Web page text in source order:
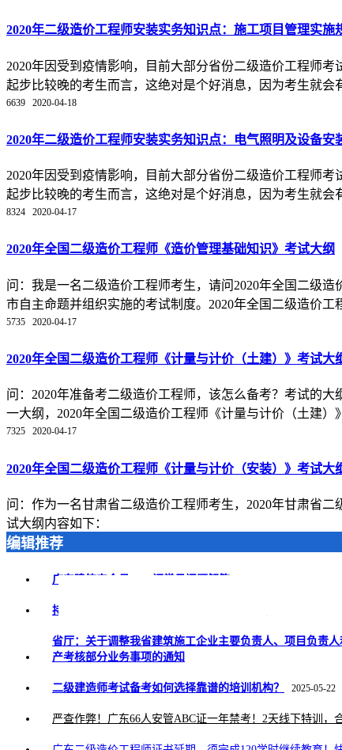
2020年二级造价工程师安装实务知识点：施工项目管理实施
2020年因受到疫情影响，目前大部分省份二级造价工程师
起步比较晚的考生而言，这绝对是个好消息，因为考生就会
6639 2020-04-18
2020年二级造价工程师安装实务知识点：电气照明及设备安
2020年因受到疫情影响，目前大部分省份二级造价工程师
起步比较晚的考生而言，这绝对是个好消息，因为考生就会
8324 2020-04-17
2020年全国二级造价工程师《造价管理基础知识》考试大纲
问：我是一名二级造价工程师考生，请问2020年全国二级
市自主命题并组织实施的考试制度。2020年全国二级造价工
5735 2020-04-17
2020年全国二级造价工程师《计量与计价（土建）》考试大
问：2020年准备考二级造价工程师，该怎么备考？考试的
一大纲，2020年全国二级造价工程师《计量与计价（土建）
7325 2020-04-17
2020年全国二级造价工程师《计量与计价（安装）》考试大
问：作为一名甘肃省二级造价工程师考生，2020年甘肃省
试大纲内容如下：
编辑推荐
广东建筑安全员ABC证常见问题解答
持证 = 月薪 1.8 万 + 落户加分！注册安全工程师凭什么成为
省厅：关于调整我省建筑施工企业主要负责人、项目负责
产考核部分业务事项的通知
二级建造师考试备考如何选择靠谱的培训机构？ 2025-05-22
严查作弊！广东66人安管ABC证一年禁考！2天线下特训，